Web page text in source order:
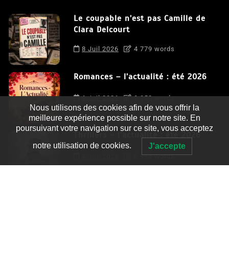
Le coupable n’est pas Camille de
Clara Delcourt
8 Juil 2026 4 779 words
Romances – l’actualité : été 2026
6 Juil 2026 3 052 words
Thrillers – l’actualité : été 2026
2 995 words
Nous utilisons des cookies afin de vous offrir la
meilleure expérience possible sur notre site. En
poursuivant votre navigation sur ce site, vous acceptez
notre utilisation de cookies. J'accepte